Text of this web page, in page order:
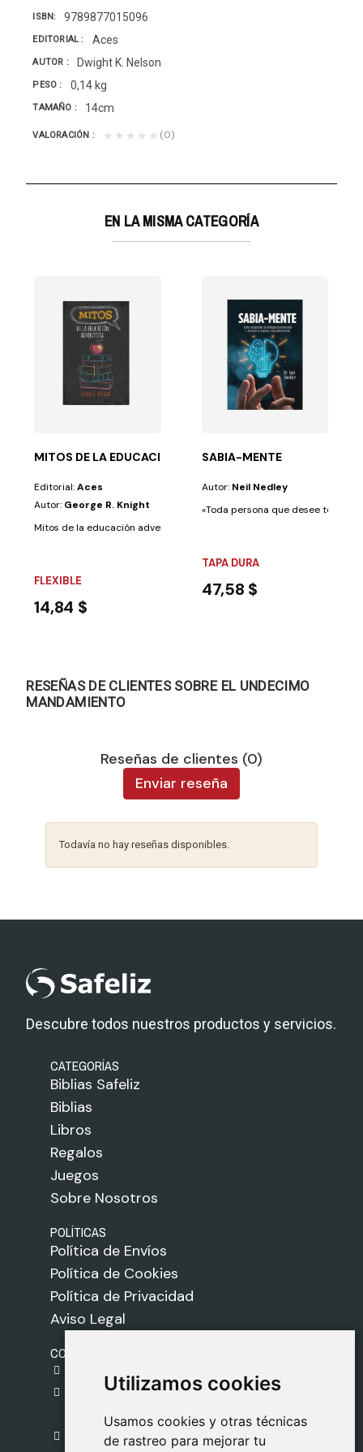
Utilizamos cookies
Usamos cookies y otras técnicas
de rastreo para mejorar tu
Utilizamos cookies
Usamos cookies y otras técnicas
de rastreo para mejorar tu
ISBN 9789877015096
EDITORIAL Aces
AUTOR Dwight K. Nelson
PESO 0,14 kg
TAMAÑO 14cm
VALORACIÓN ★★★★★ (0)
EN LA MISMA CATEGORÍA
Num tempo de...
EXISTENCIAL-
en nuestros días. Crisis financieras y...
MITOS DE LA EDUCACION ADVENTISTA
Editorial:Aces
Autor: George R. Knight
Mitos de la educación adventista debería ser una lectura obligada
FLEXIBLE
14,84 $
SABIA-MENTE
Autor: Neil Nedley
«Toda persona que desee tener
TAPA DURA
47,58 $
RESEÑAS DE CLIENTES SOBRE EL UNDECIMO
MANDAMIENTO
Reseñas de clientes (0)
Enviar reseña
Todavía no hay reseñas disponibles.
Descubre todos nuestros productos y servicios.
CATEGORÍAS
Biblias Safeliz
Biblias
Libros
Regalos
Juegos
Sobre Nosotros
POLÍTICAS
Política de Envíos
Política de Cookies
Política de Privacidad
Aviso Legal
CONTACTO
C. del Pradillo, 6, 28770 Colmenar Viejo,
Madrid
918 459 877